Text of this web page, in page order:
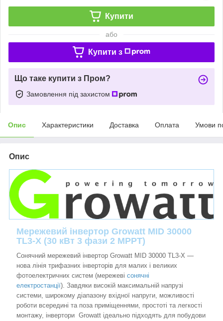
Купити
або
Купити з
Що таке купити з Пром?
Замовлення під захистом
Опис Характеристики Доставка Оплата Умови
Опис
Мережевий інвертор Growatt MID 30000
TL3-X (30 кВт 3 фази 2 MPPT)
Сонячний мережевий інвертор Growatt MID 30000 TL3-X —
нова лінія трифазних інверторів для малих і великих
фотоелектричних систем (мережеві сонячні
електростанції). Завдяки високій максимальній напрузі
системи, широкому діапазону вхідної напруги, можливості
роботи всередині та поза приміщеннями, простоті та легкості
монтажу, інвертори Growatt ідеально підходять для побудови